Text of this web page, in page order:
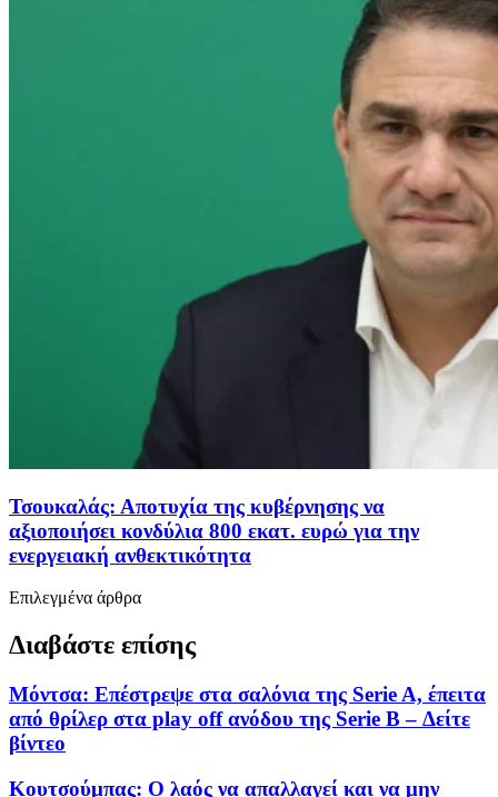
Τσουκαλάς: Αποτυχία της κυβέρνησης να
αξιοποιήσει κονδύλια 800 εκατ. ευρώ για την
ενεργειακή ανθεκτικότητα
Επιλεγμένα άρθρα
Διαβάστε επίσης
Μόντσα: Επέστρεψε στα σαλόνια της Serie A, έπειτα
από θρίλερ στα play off ανόδου της Serie B – Δείτε
βίντεο
Κουτσούμπας: Ο λαός να απαλλαγεί και να μην